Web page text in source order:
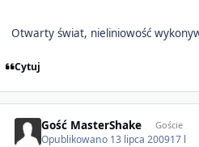
Otwarty świat, nieliniowość
Cytuj
Gość MasterShake Goście
Opublikowano 13 lipca 200917 l